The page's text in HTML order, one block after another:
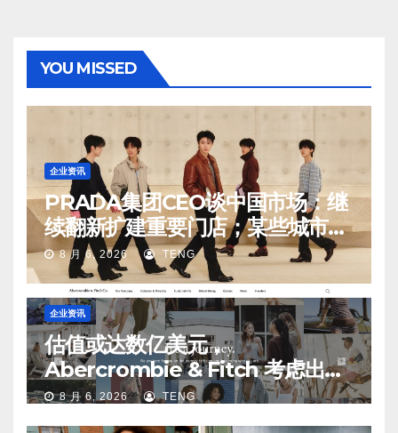
YOU MISSED
企业资讯
PRADA集团CEO谈中国市场：继
续翻新扩建重要门店；某些城市的
第二、第三店不再有价值
8 月 6, 2026 TENG
企业资讯
估值或达数亿美元，
Abercrombie & Fitch 考虑出售
中国业务部分股权
8 月 6, 2026 TENG